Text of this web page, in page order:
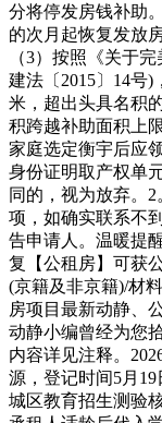
分将停发房钱补助
的次月起恢复发放
（3）按照《关于
建法〔2015〕14号
米，超出头具名积
积跨越补助面积上
家庭选定衡宇后应
身份证明取产权单
同的，视为放弃。
项，如确实联系不
告申请人。温暖提
复【公租房】可获
(京籍及非京籍)/材
房项目最新动静、
动静小编曾经为您
内容详见注释。
源，登记时间5月
城区教育招生测验